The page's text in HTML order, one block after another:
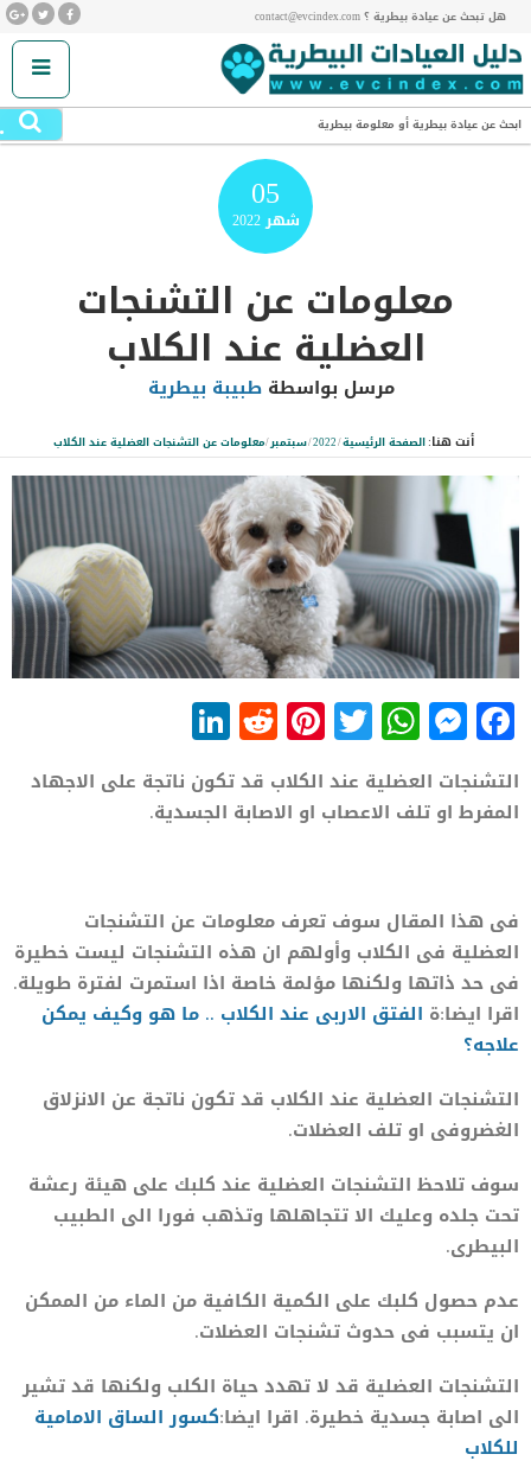
هل تبحث عن عيادة بيطرية ؟ contact@evcindex.com
ابحث عن عيادة بيطرية أو معلومة بيطرية
05
شهر2022
معلومات عن التشنجات
العضلية عند الكلاب
مرسل بواسطة طبيبة بيطرية
أنت هنا:الصفحة الرئيسية/
2022
/سبتمبر/معلومات عن التشنجات العضلية عند الكلاب
Facebook
Messenger
WhatsApp
Twitter
Pinterest
Reddit
التشنجات العضلية عند الكلاب قد تكون ناتجة على الاجهاد
المفرط او تلف الاعصاب او الاصابة الجسدية.
فى هذا المقال سوف تعرف معلومات عن التشنجات
العضلية فى الكلاب وأولهم ان هذه التشنجات ليست خطيرة
فى حد ذاتها ولكنها مؤلمة خاصة اذا استمرت لفترة طويلة.
اقرا ايضا:ة الفتق الاربى عند الكلاب .. ما هو وكيف يمكن
علاجه؟
التشنجات العضلية عند الكلاب قد تكون ناتجة عن الانزلاق
الغضروفى او تلف العضلات.
سوف تلاحظ التشنجات العضلية عند كلبك على هيئة رعشة
تحت جلده وعليك الا تتجاهلها وتذهب فورا الى الطبيب
البيطرى.
عدم حصول كلبك على الكمية الكافية من الماء من الممكن
ان يتسبب فى حدوث تشنجات العضلات.
التشنجات العضلية قد لا تهدد حياة الكلب ولكنها قد تشير
الى اصابة جسدية خطيرة. اقرا ايضا:كسور الساق الامامية
للكلاب